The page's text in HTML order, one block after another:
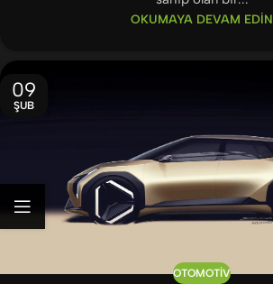
OKUMAYA DEVAM EDIN
09
ŞUB
OTOMOTIV